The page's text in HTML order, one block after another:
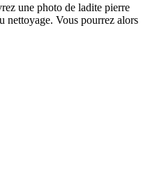
une photo de ladite pierre
nettoyage. Vous pourrez alors